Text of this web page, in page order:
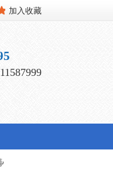
加入收藏
织暑期教职工培训班